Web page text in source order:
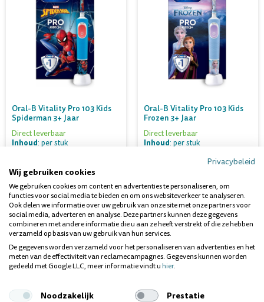
Oral-B Vitality Pro 103 Kids
Spiderman 3+ Jaar
Direct leverbaar
Inhoud: per stuk
€25,99
Oral-B Vitality Pro 103 Kids
Frozen 3+ Jaar
Direct leverbaar
Inhoud: per stuk
€25,99
Oral-B Vitality Elektrische Tandenborstels:
Effectief en Betaalbaar
poetsen. Deze tandenborstels bieden een eenvoudige, maar effectieve
Privacybeleid
Wij gebruiken cookies
We gebruiken cookies om content en advertenties te personaliseren, om
functies voor social media te bieden en om ons websiteverkeer te analyseren.
Ook delen we informatie over uw gebruik van onze site met onze partners voor
social media, adverteren en analyse. Deze partners kunnen deze gegevens
combineren met andere informatie die u aan ze heeft verstrekt of die ze hebben
verzameld op basis van uw gebruik van hun services.
De gegevens worden verzameld voor het personaliseren van advertenties en het
meten van de effectiviteit van reclamecampagnes. Gegevens kunnen worden
gedeeld met Google LLC, meer informatie vindt uhier.
Noodzakelijk
Prestatie